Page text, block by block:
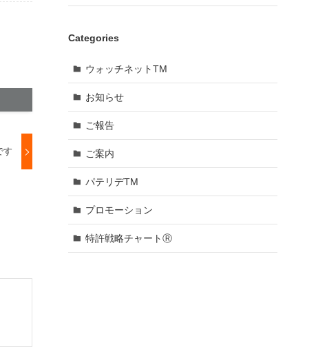
す
Categories
ウォッチネットTM
お知らせ
ご報告
ご案内
パテリデTM
プロモーション
特許戦略チャートⓇ